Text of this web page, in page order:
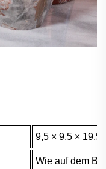
9,5 × 9,5 × 19,5
Wie auf dem